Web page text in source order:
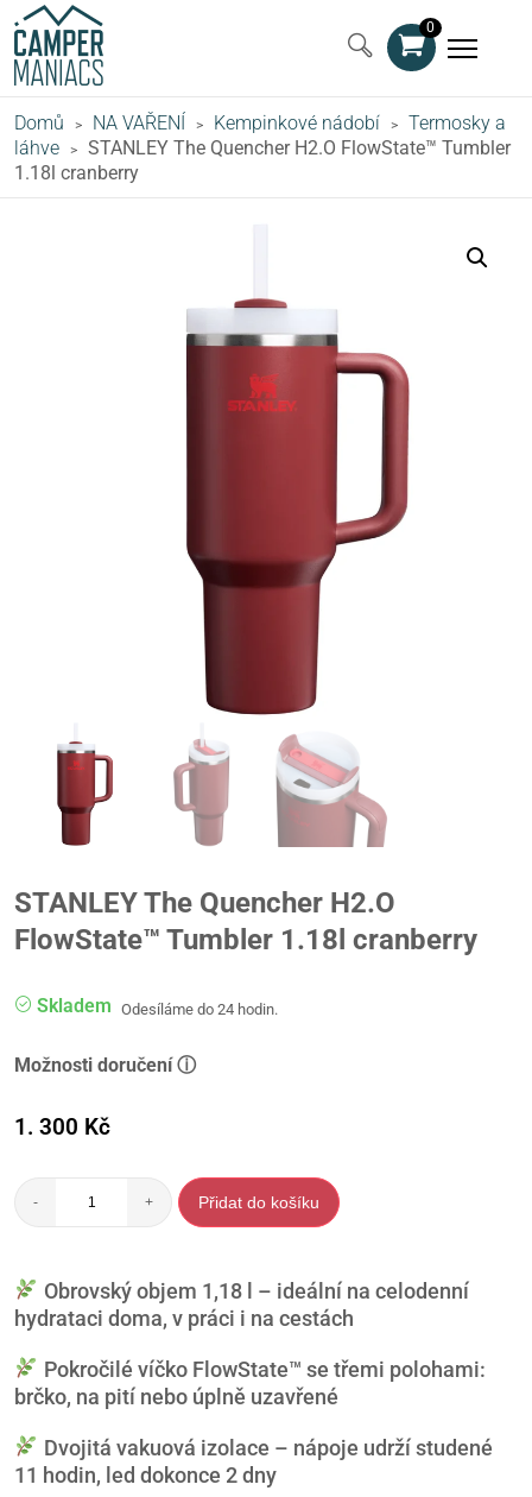
0
Domů > NA VAŘENÍ > Kempinkové nádobí >
Termosky a
láhve
>
STANLEY The Quencher H2.O FlowState™ Tumbler
1.18l cranberry
STANLEY The Quencher H2.O
FlowState™ Tumbler 1.18l cranberry
Skladem Odesíláme do 24 hodin.
Možnosti doručení ⓘ
1. 300 Kč
- + Přidat do košíku
Obrovský objem 1,18 l – ideální na celodenní
hydrataci doma, v práci i na cestách
Pokročilé víčko FlowState™ se třemi polohami:
brčko, na pití nebo úplně uzavřené
Dvojitá vakuová izolace – nápoje udrží studené
11 hodin, led dokonce 2 dny